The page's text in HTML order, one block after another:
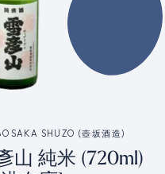
SHUZO (壺坂酒造)
山 純米 (720ml)